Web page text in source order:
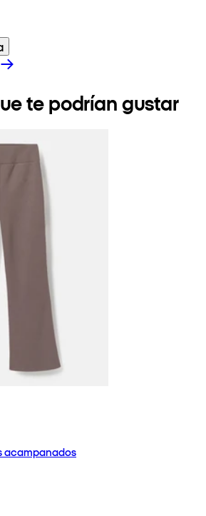
te podrían gustar
acampanados